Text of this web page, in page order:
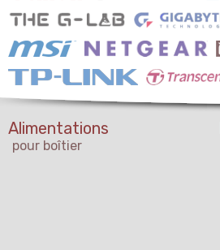
Alimentations
pour boîtier